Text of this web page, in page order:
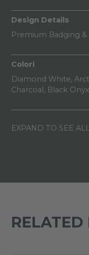
Design Details
Premium Badging &
Colori
Diamond White,
Charcoal, Black Onyx
EXPAND TO SEE
RELATED